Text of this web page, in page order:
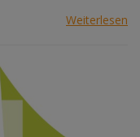
Weiterlesen